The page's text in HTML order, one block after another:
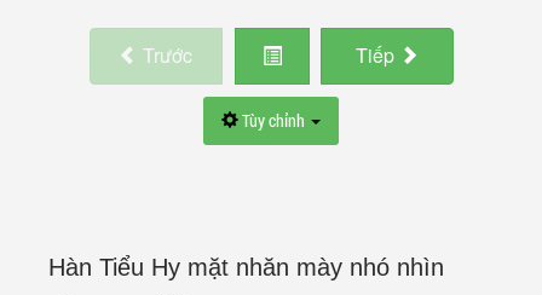
Trước Tiếp
Tùy chỉnh
Hàn Tiểu Hy mặt nhăn mày nhó nhìn